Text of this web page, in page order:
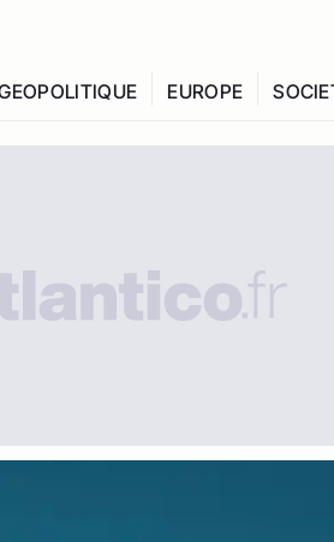
EUROPE